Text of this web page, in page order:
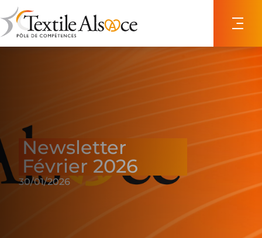
Newsletter
Février 2026
30/01/2026
Panneau de gestion des cookies